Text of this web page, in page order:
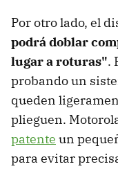
Por otro lado, el
podrá doblar
lugar a roturas".
probando un
queden
plieguen.
patente un
para evitar